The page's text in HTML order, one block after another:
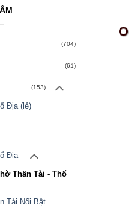
(704)
(61)
(153)
Địa (lẻ)
Địa
Thần Tài - Thổ
Tài Nổi Bật